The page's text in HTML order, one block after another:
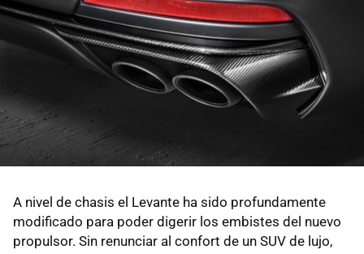
A nivel de chasis el Levante ha sido profundamente
modificado para poder digerir los embistes del nuevo
propulsor. Sin renunciar al confort de un SUV de lujo,